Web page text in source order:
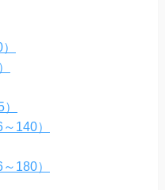
140）
180）